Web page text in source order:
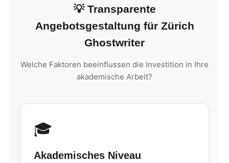
💡 Transparente
Angebotsgestaltung für Zürich
Ghostwriter
Welche Faktoren beeinflussen die Investition in Ihre
akademische Arbeit?
🎓
Akademisches Niveau